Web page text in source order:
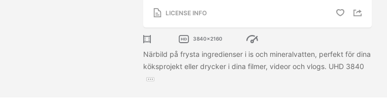
LICENSE INFO
3840x2160
Närbild på frysta ingredienser i is och mineralvatten, perfekt för dina
köksprojekt eller drycker i dina filmer, videor och vlogs. UHD 3840